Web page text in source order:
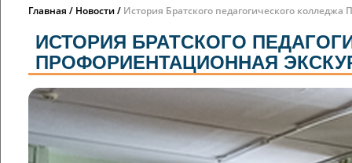
Главная Новости История Братского педагогического
ИСТОРИЯ БРАТСКОГО
ПРОФОРИЕНТАЦИОННАЯ